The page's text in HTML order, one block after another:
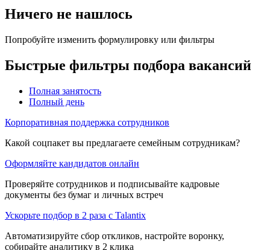
Ничего не нашлось
Попробуйте изменить формулировку или фильтры
Быстрые фильтры подбора вакансий
Полная занятость
Полный день
Корпоративная поддержка сотрудников
Какой соцпакет вы предлагаете семейным сотрудникам?
Оформляйте кандидатов онлайн
Проверяйте сотрудников и подписывайте кадровые
документы без бумаг и личных встреч
Ускорьте подбор в 2 раза с Talantix
Автоматизируйте сбор откликов, настройте воронку,
собирайте аналитику в 2 клика